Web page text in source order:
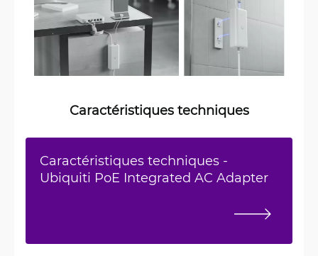
Caractéristiques techniques
Caractéristiques techniques -
Ubiquiti PoE Integrated AC Adapter